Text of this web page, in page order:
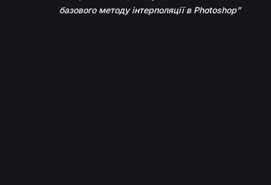
базового методу інтерполяції в Photoshop”